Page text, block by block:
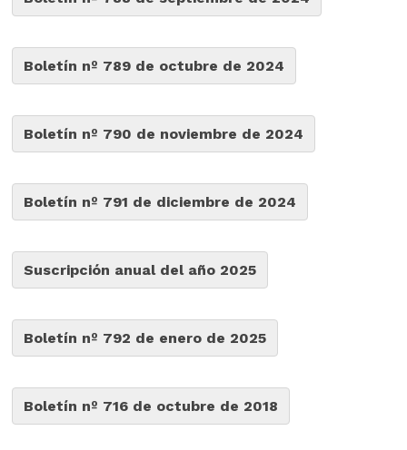
Boletín nº 789 de octubre de 2024
Boletín nº 790 de noviembre de 2024
Boletín nº 791 de diciembre de 2024
Suscripción anual del año 2025
Boletín nº 792 de enero de 2025
Boletín nº 716 de octubre de 2018